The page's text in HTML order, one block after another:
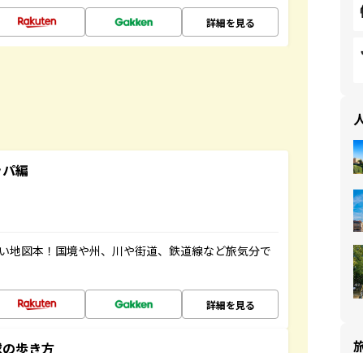
詳細を見る
編
地図本！国境や州、川や街道、鉄道線など旅気分で
詳細を見る
歩き方